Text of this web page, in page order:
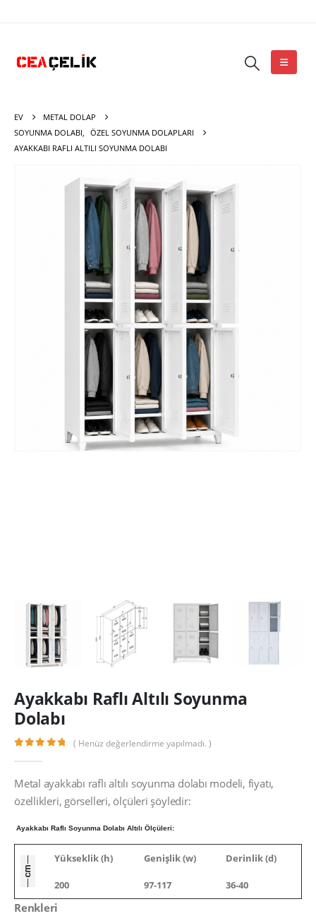
EV
METAL DOLAP
SOYUNMA DOLABI, ÖZEL SOYUNMA DOLAPLARI
AYAKKABI RAFLI ALTILI SOYUNMA DOLABI
Ayakkabı Raflı Altılı Soyunma
Dolabı
( Henüz değerlendirme yapılmadı. )
Metal ayakkabı raflı altılı soyunma dolabı modeli, fiyatı,
özellikleri, görselleri, ölçüleri şöyledir:
Ayakkabı Raflı Soyunma Dolabı Altılı Ölçüleri:
Yükseklik (h) Genişlik (w) Derinlik (d)
200 97-117 36-40
Renkleri